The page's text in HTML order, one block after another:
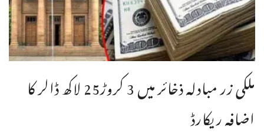
ملکی زر مبادلہ ذخائر میں 3 کروڑ25 لاکھ ڈالر کا
اضافہ ریکارڈ